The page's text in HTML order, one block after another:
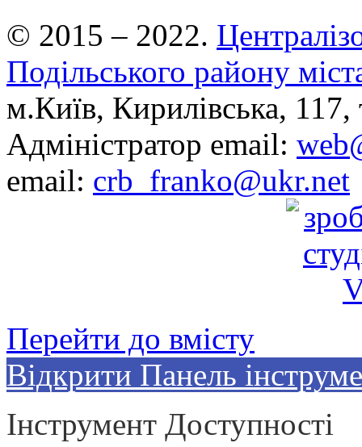
© 2015 – 2022.
Подільського району
м.Київ, Кирилівська,
Адміністратор email:
email: crb_franko@ukr.net
Перейти до вмісту
Відкрити Панель
Інструмент Доступності